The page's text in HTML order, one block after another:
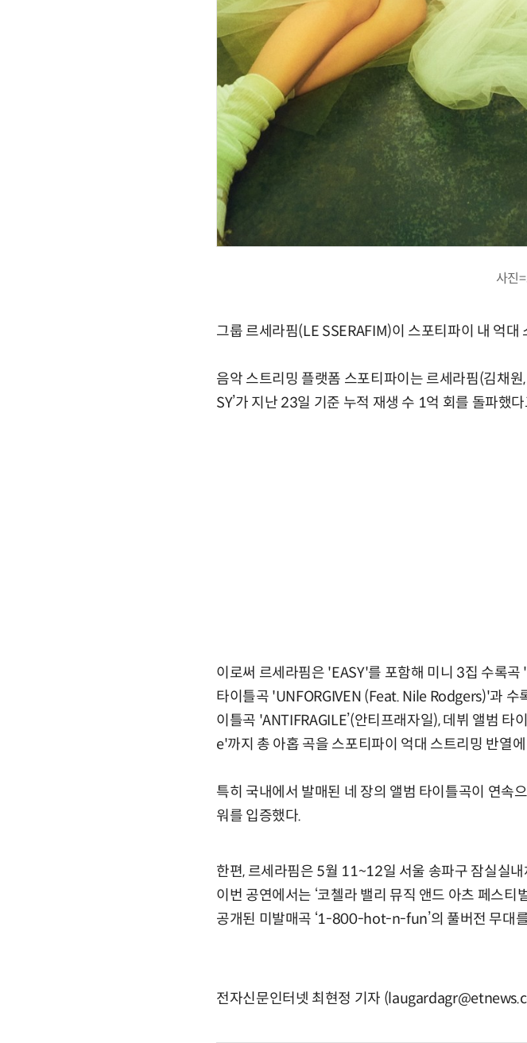
사진
그룹 르세라핌(LE SSERAFIM)이 스포티파이 내 억대
음악 스트리밍 플랫폼 스포티파이는 르세라핌(김채
SY’가 지난 23일 기준 누적 재생 수 1억 회를 돌파했
이로써 르세라핌은 'EASY'를 포함해 미니 3집 수록
타이틀곡 'UNFORGIVEN (Feat. Nile Rodgers)'과 수
이틀곡 'ANTIFRAGILE’(안티프래자일), 데뷔 앨범
e'까지 총 아홉 곡을 스포티파이 억대 스트리밍 반열
특히 국내에서 발매된 네 장의 앨범 타이틀곡이 연속
워를 입증했다.
한편, 르세라핌은 5월 11~12일 서울 송파구 잠실실
이번 공연에서는 ‘코첼라 밸리 뮤직 앤드 아츠 페스
공개된 미발매곡 ‘1-800-hot-n-fun’의 풀버전 무대
전자신문인터넷 최현정 기자